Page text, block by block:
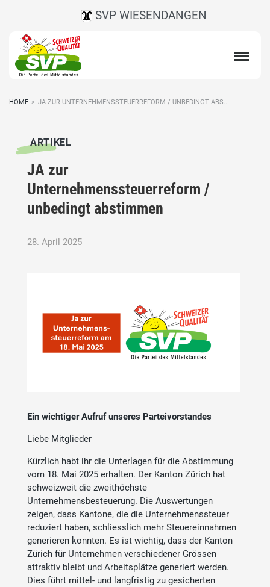
SVP WIESENDANGEN
HOME > JA ZUR UNTERNEHMENSSTEUERREFORM / UNBEDINGT ABS...
ARTIKEL
JA zur
Unternehmenssteuerreform /
unbedingt abstimmen
28. April 2025
Ein wichtiger Aufruf unseres Parteivorstandes
Liebe Mitglieder
Kürzlich habt ihr die Unterlagen für die Abstimmung
vom 18. Mai 2025 erhalten. Der Kanton Zürich hat
schweizweit die zweithöchste
Unternehmensbesteuerung. Die Auswertungen
zeigen, dass Kantone, die die Unternehmenssteuer
reduziert haben, schliesslich mehr Steuereinnahmen
generieren konnten. Es ist wichtig, dass der Kanton
Zürich für Unternehmen verschiedener Grössen
attraktiv bleibt und Arbeitsplätze generiert werden.
Dies führt mittel- und langfristig zu gesicherten